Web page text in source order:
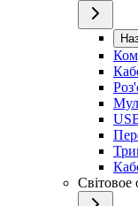
Світовое